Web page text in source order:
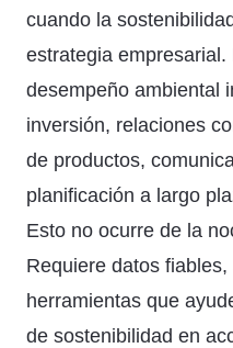
cuando la
estrategia empresarial.
desempeño ambiental
inversión, relaciones
de productos,
planificación a largo
Esto no ocurre de la
Requiere datos
herramientas que
de sostenibilidad en